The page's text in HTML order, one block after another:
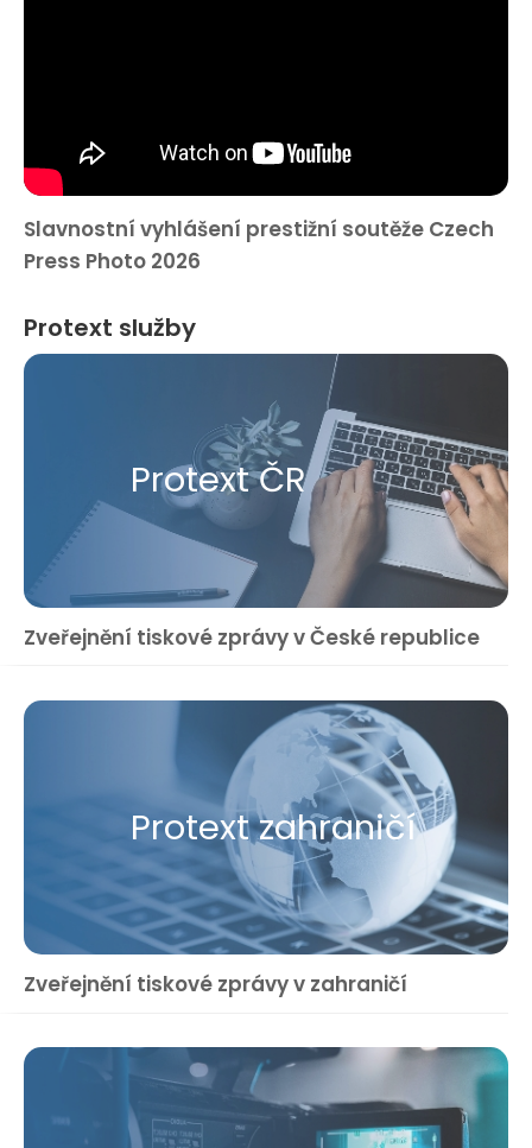
Slavnostní vyhlášení prestižní soutěže Czech
Press Photo 2026
Protext služby
Protext ČR
Zveřejnění tiskové zprávy v České republice
Protext zahraničí
Zveřejnění tiskové zprávy v zahraničí